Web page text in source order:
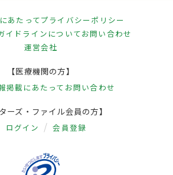
あたってプライバシーポリシー
イドラインについてお問い合わせ
運営会社
【医療機関の方】
掲載にあたって お問い合わせ
ターズ・ファイル会員の方】
ログイン 会員登録